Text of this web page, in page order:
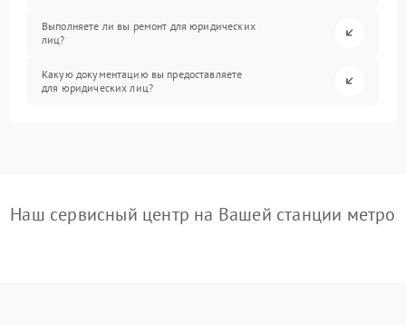
Выполняете ли вы ремонт для юридических
лиц?
Какую документацию вы предоставляете
для юридических лиц?
Наш сервисный центр на Вашей станции метро